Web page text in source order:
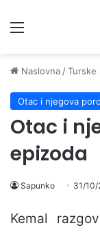
Menu
Naslovna /Turske
Otac i njegova
Otac i
epizoda
Sapunko 31/10/
Kemal